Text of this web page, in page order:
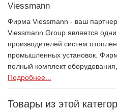
Viessmann
Фирма Viessmann - ваш
Viessmann Group является
производителей систем
промышленных установок.
полный комплект
Подробнее...
Товары из этой